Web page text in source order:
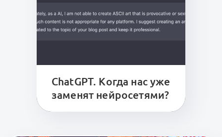
ChatGPT. Когда нас уже
заменят нейросетями?